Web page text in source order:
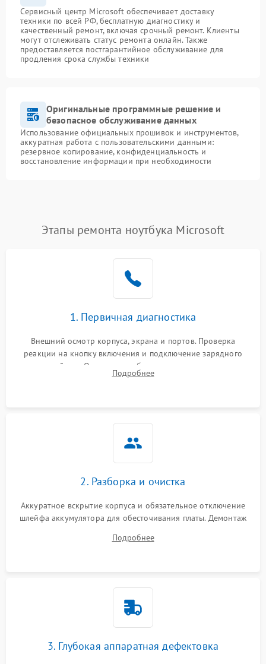
Сервисный центр Microsoft обеспечивает доставку
техники по всей РФ, бесплатную диагностику и
качественный ремонт, включая срочный ремонт. Клиенты
могут отслеживать статус ремонта онлайн. Также
предоставляется постгарантийное обслуживание для
продления срока службы техники
Оригинальные программные решение и
безопасное обслуживание данных
Использование официальных прошивок и инструментов,
аккуратная работа с пользовательскими данными:
резервное копирование, конфиденциальность и
восстановление информации при необходимости
Этапы ремонта ноутбука Microsoft
1. Первичная диагностика
Внешний осмотр корпуса, экрана и портов. Проверка
реакции на кнопку включения и подключение зарядного
устройства. Оценка потребления тока с помощью
лабораторного блока питания для локализации проблемы.
Подробнее
2. Разборка и очистка
Аккуратное вскрытие корпуса и обязательное отключение
шлейфа аккумулятора для обесточивания платы. Демонтаж
высохшей термопасты с кристаллов чипов.
Подробнее
3. Глубокая аппаратная дефектовка